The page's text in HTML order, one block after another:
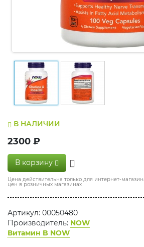
В НАЛИЧИИ
2300 ₽
В корзину
Цена действительна только для интернет-
цен в розничных магазинах
Артикул: 00050480
Производитель: NOW
Витамин B NOW